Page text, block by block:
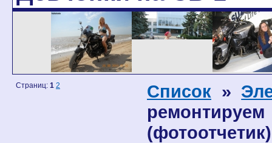
Страниц: 1 2 Список »
(фотоотчетик)